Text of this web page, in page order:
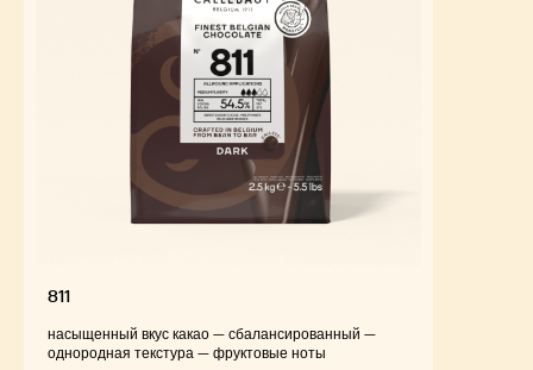
811
насыщенный вкус какао — сбалансированный —
однородная текстура — фруктовые ноты